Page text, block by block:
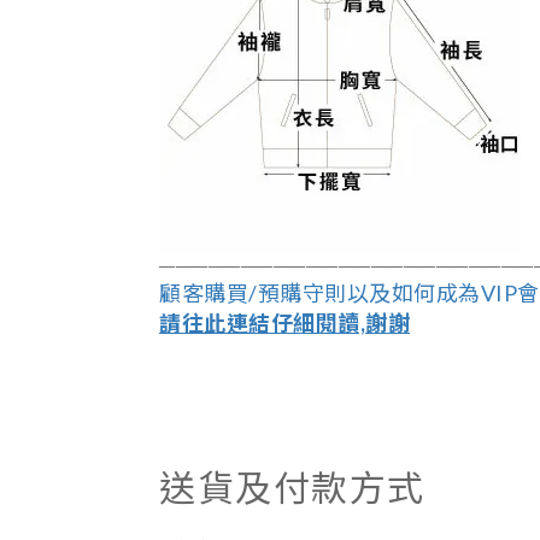
―――――――――――――――――――――――
顧客購買/預購守則以及如何成為VIP會
請往此連結仔細閱讀,謝謝
送貨及付款方式